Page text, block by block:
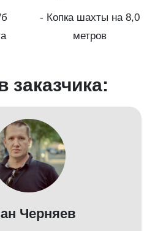
- Копка шахты на 8,0
метров
заказчика:
Черняев